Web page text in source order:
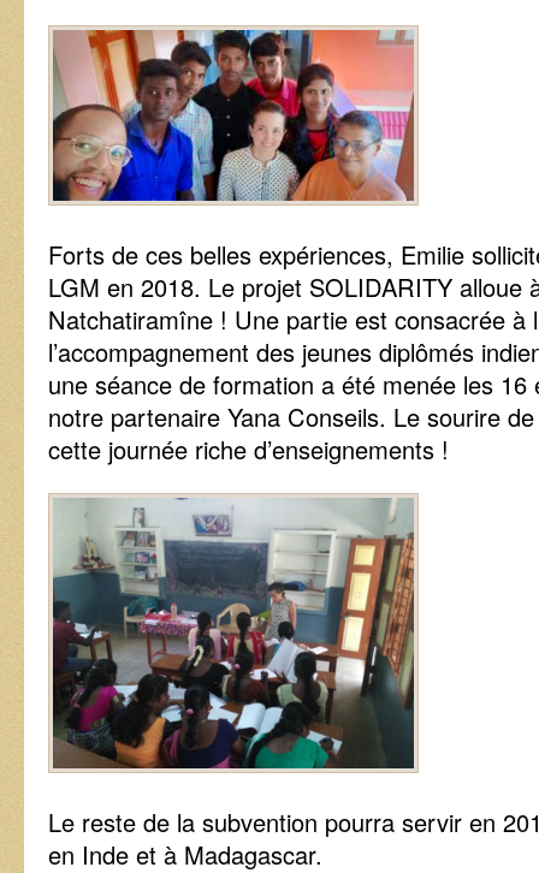
Forts de ces belles expériences, Emilie
LGM en 2018. Le projet SOLIDARITY alloue
Natchatiramîne ! Une partie est consacrée à
l’accompagnement des jeunes diplômés
une séance de formation a été menée les
notre partenaire Yana Conseils. Le sourire
cette journée riche d’enseignements !
Le reste de la subvention pourra servir en
en Inde et à Madagascar.